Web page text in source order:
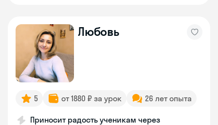
Любовь
5 от 1880 ₽ за урок 26 лет опыта
Приносит радость ученикам через